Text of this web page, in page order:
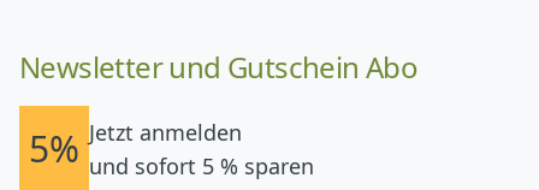
Newsletter und Gutschein Abo
5% Jetzt anmelden
und sofort 5 % sparen